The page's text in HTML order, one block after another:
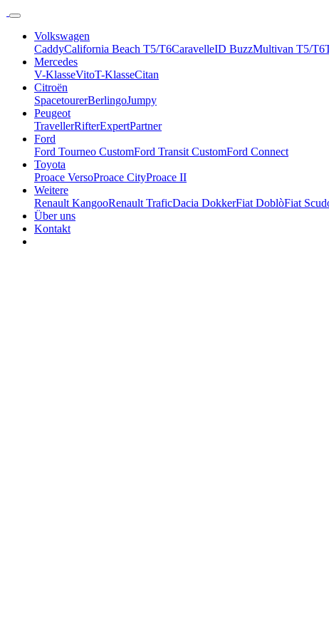
Volkswagen
CaddyCalifornia Beach T5/T6CaravelleID BuzzMultivan T5/T6
Mercedes
V-KlasseVitoT-KlasseCitan
Citroën
SpacetourerBerlingoJumpy
Peugeot
TravellerRifterExpertPartner
Ford
Ford Tourneo CustomFord Transit CustomFord Connect
Toyota
Proace VersoProace CityProace II
Weitere
Renault KangooRenault TraficDacia DokkerFiat DoblòFiat
Über uns
Kontakt